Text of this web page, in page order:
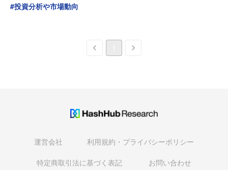
#投資分析や市場動向
運営会社 利用規約・プライバシーポリシー
特定商取引法に基づく表記 お問い合わせ